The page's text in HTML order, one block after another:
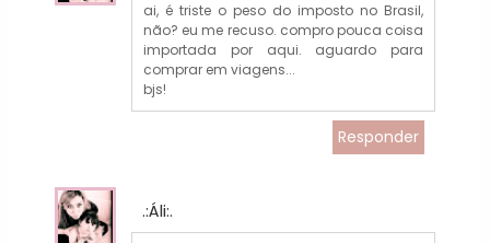
ai, é triste o peso do imposto no Brasil,
não? eu me recuso. compro pouca coisa
importada por aqui. aguardo para
comprar em viagens...
bjs!
Responder
.:Áli:.